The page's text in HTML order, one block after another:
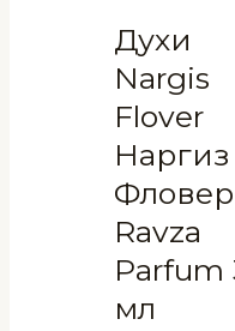
Духи
Nargis
Flover
Наргиз
Фловер
Ravza
Parfum
мл